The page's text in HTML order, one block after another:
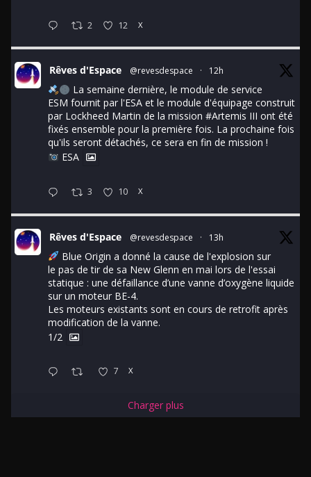
2 12 X
Rêves d'Espace @revesdespace · 12h
La semaine dernière, le module de service
ESM fournit par l'ESA et le module d'équipage construit
par Lockheed Martin de la mission #Artemis III ont été
fixés ensemble pour la première fois. La prochaine fois
qu'ils seront détachés, ce sera en fin de mission !
ESA
3 10 X
Rêves d'Espace @revesdespace · 13h
Blue Origin a donné la cause de l'explosion sur
le pas de tir de sa New Glenn en mai lors de l'essai
statique : une défaillance d’une vanne d’oxygène liquide
sur un moteur BE-4.
Les moteurs existants sont en cours de retrofit après
modification de la vanne.
1/2
7 X
Charger plus